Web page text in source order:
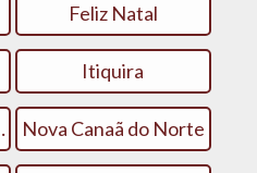
Feliz Natal
Itiquira
Nova Canaã do Norte